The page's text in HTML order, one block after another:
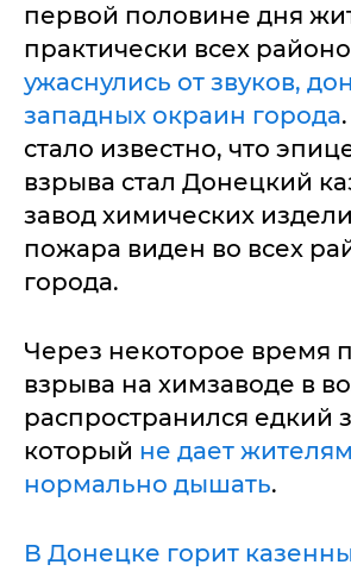
первой половине дня
практически всех
ужаснулись от звуков,
западных окраин города
стало известно, что
взрыва стал Донецкий
завод химических
пожара виден во всех
города.
Через некоторое время
взрыва на химзаводе в
распространился едкий
который не дает
нормально дышать.
В Донецке горит